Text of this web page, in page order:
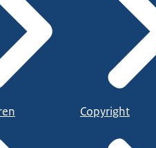
Copyright